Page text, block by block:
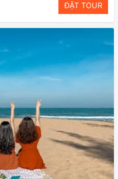
ĐẶT TOUR